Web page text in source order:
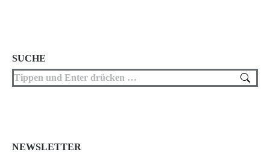
SUCHE
Search:
NEWSLETTER